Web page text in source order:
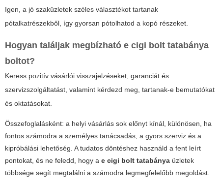
Igen, a jó szaküzletek széles választékot tartanak
pótalkatrészekből, így gyorsan pótolhatod a kopó részeket.
Hogyan találjak megbízható e cigi bolt tatabánya
boltot?
Keress pozitív vásárlói visszajelzéseket, garanciát és
szervizszolgáltatást, valamint kérdezd meg, tartanak-e bemutatókat
és oktatásokat.
Összefoglalásként: a helyi vásárlás sok előnyt kínál, különösen, ha
fontos számodra a személyes tanácsadás, a gyors szerviz és a
kipróbálási lehetőség. A tudatos döntéshez használd a fent leírt
pontokat, és ne feledd, hogy a e cigi bolt tatabánya üzletek
többsége segít megtalálni a számodra legmegfelelőbb megoldást.